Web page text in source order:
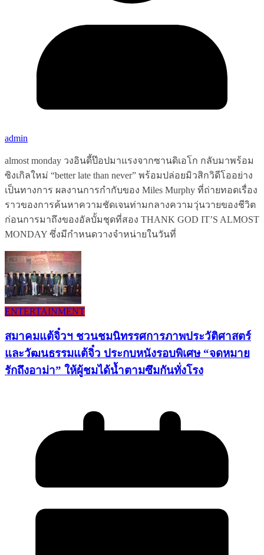
admin
almost monday วงอินดี้ป๊อปมาแรงจากซานดิเอโก กลับมาพร้อม
ซิงเกิลใหม่ “better late than never” พร้อมปล่อยมิวสิกวิดีโออย่าง
เป็นทางการ ผลงานการกำกับของ Miles Murphy ที่ถ่ายทอดเรื่อง
ราวของการค้นหาความชัดเจนท่ามกลางความวุ่นวายของชีวิต
ก่อนการมาถึงของอัลบั้มชุดที่สอง THANK GOD IT’S ALMOST
MONDAY ซึ่งมีกำหนดวางจำหน่ายในวันที่
ENTERTAINMENT
สมาคมแต้จิ๋วฯ ชวนชมนิทรรศการภาพประวัติศาสตร์
และวัฒนธรรมแต้จิ๋ว ประกบหนังรอบพิเศษ “จดหมาย
รักถึงอาม่า” ให้ผู้ชมได้น้ำตามซึมกันทั่งโรง